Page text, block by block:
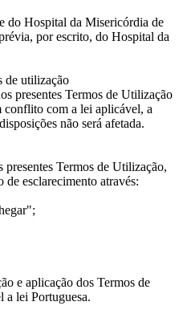
do Hospital da Misericórdia de
por escrito, do Hospital da
de utilização
presentes Termos de Utilização
conflito com a lei aplicável, a
não será afetada.
presentes Termos de Utilização,
esclarecimento através:
e aplicação dos Termos de
a lei Portuguesa.